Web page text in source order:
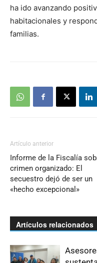
ha ido avanzando
habitacionales y
familias.
Artículo anterior
Informe de la Fiscalía
crimen organizado: El
secuestro dejó de ser un
«hecho excepcional»
Artículos relacionados